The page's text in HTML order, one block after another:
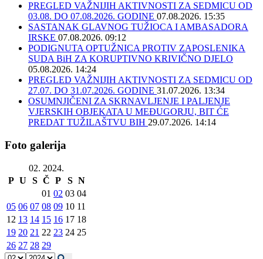
PREGLED VAŽNIJIH AKTIVNOSTI ZA SEDMICU OD
03.08. DO 07.08.2026. GODINE 07.08.2026. 15:35
SASTANAK GLAVNOG TUŽIOCA I AMBASADORA
IRSKE 07.08.2026. 09:12
PODIGNUTA OPTUŽNICA PROTIV ZAPOSLENIKA
SUDA BiH ZA KORUPTIVNO KRIVIČNO DJELO
05.08.2026. 14:24
PREGLED VAŽNIJIH AKTIVNOSTI ZA SEDMICU OD
27.07. DO 31.07.2026. GODINE 31.07.2026. 13:34
OSUMNJIČENI ZA SKRNAVLJENJE I PALJENJE
VJERSKIH OBJEKATA U MEĐUGORJU, BIT ĆE
PREDAT TUŽILAŠTVU BIH 29.07.2026. 14:14
Foto galerija
02. 2024.
P U S Č P S N
01 02 03 04
05 06 07 08 09 10 11
12 13 14 15 16 17 18
19 20 21 22 23 24 25
26 27 28 29